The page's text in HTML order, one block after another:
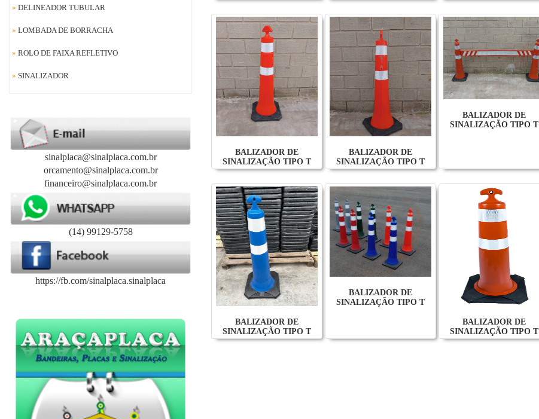
» DELINEADOR TUBULAR
» LOMBADA DE BORRACHA
» ROLO DE FAIXA REFLETIVO
» SINALIZADOR
sinalplaca@sinalplaca.com.br
orcamento@sinalplaca.com.br
financeiro@sinalplaca.com.br
(14) 99129-5758
https://fb.com/sinalplaca.sinalplaca
BALIZADOR DE
SINALIZAÇÃO TIPO T
BALIZADOR DE
SINALIZAÇÃO TIPO T
BALIZADOR DE
SINALIZAÇÃO TIPO T
BALIZADOR DE
SINALIZAÇÃO TIPO T
BALIZADOR DE
SINALIZAÇÃO TIPO T
BALIZADOR DE
SINALIZAÇÃO TIPO T